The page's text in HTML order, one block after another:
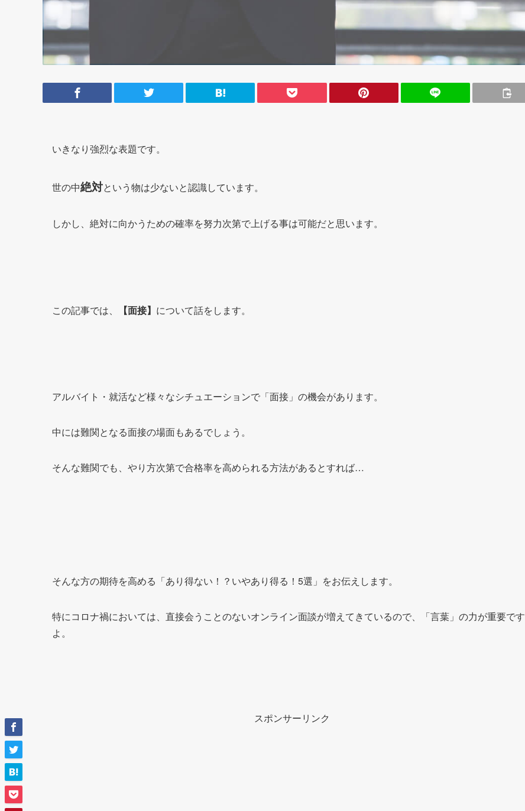
いきなり強烈な表題です。
世の中絶対という物は少ないと認識しています。
しかし、絶対に向かうための確率を努力次第で上げる事は可能だと思います。
この記事では、 【面接】 について話をします。
アルバイト・就活など様々なシチュエーションで「面接」の機会があります。
中には難関となる面接の場面もあるでしょう。
そんな難関でも、やり方次第で合格率を高められる方法があるとすれば…
そんな方の期待を高める「あり得ない！？いやあり得る！5選」をお伝えします。
特にコロナ禍においては、直接会うことのないオンライン面談が増えてきているので、「言葉」の力が重要です
よ。
スポンサーリンク